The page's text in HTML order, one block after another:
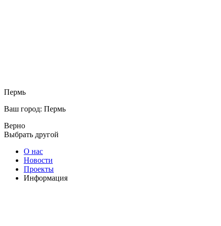
Пермь
Ваш город: Пермь
Верно
Выбрать другой
О нас
Новости
Проекты
Информация